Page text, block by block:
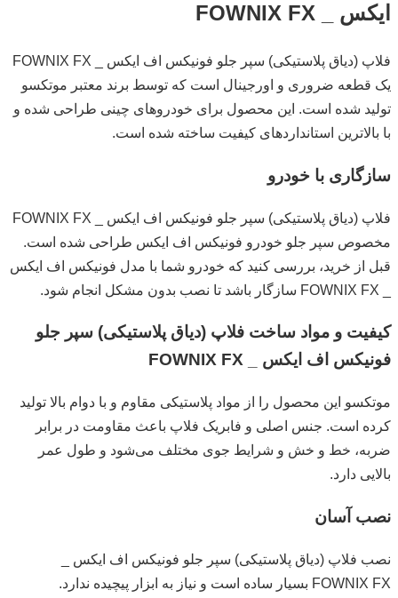
ایکس _ FOWNIX FX
فلاپ (دیاق پلاستیکی) سپر جلو فونیکس اف ایکس _ FOWNIX FX
یک قطعه ضروری و اورجینال است که توسط برند معتبر موتکسو
تولید شده است. این محصول برای خودروهای چینی طراحی شده و
با بالاترین استانداردهای کیفیت ساخته شده است.
سازگاری با خودرو
فلاپ (دیاق پلاستیکی) سپر جلو فونیکس اف ایکس _ FOWNIX FX
مخصوص سپر جلو خودرو فونیکس اف ایکس طراحی شده است.
قبل از خرید، بررسی کنید که خودرو شما با مدل فونیکس اف ایکس
کیفیت و مواد ساخت فلاپ (دیاق پلاستیکی) سپر جلو
فونیکس اف ایکس _ FOWNIX FX
موتکسو این محصول را از مواد پلاستیکی مقاوم و با دوام بالا تولید
کرده است. جنس اصلی و فابریک فلاپ باعث مقاومت در برابر
ضربه، خط و خش و شرایط جوی مختلف می‌شود و طول عمر
بالایی دارد.
نصب آسان
نصب فلاپ (دیاق پلاستیکی) سپر جلو فونیکس اف ایکس _
FOWNIX FX بسیار ساده است و نیاز به ابزار پیچیده ندارد.